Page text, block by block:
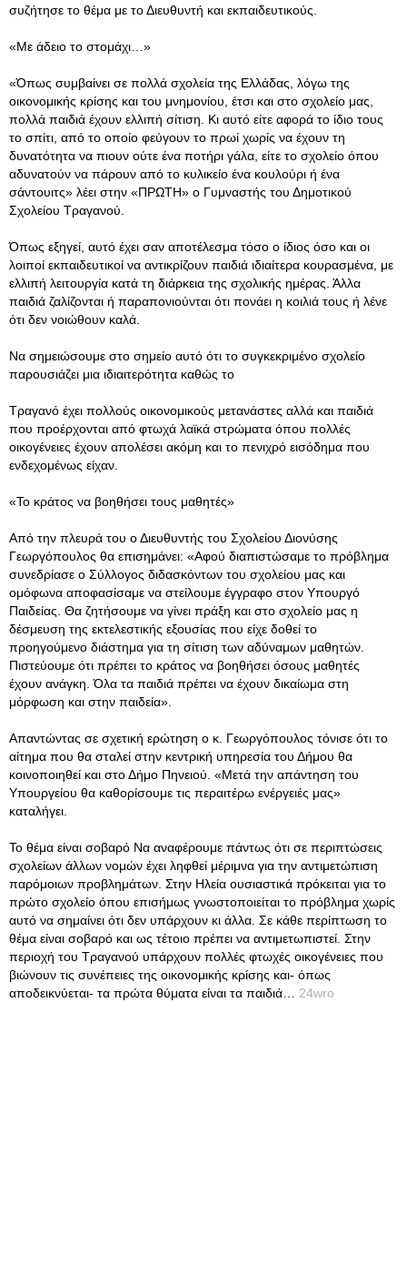
συζήτησε το θέμα με το Διευθυντή και εκπαιδευτικούς.
«Με άδειο το στομάχι…»
«Όπως συμβαίνει σε πολλά σχολεία της Ελλάδας, λόγω της
οικονομικής κρίσης και του μνημονίου, έτσι και στο σχολείο μας,
πολλά παιδιά έχουν ελλιπή σίτιση. Κι αυτό είτε αφορά το ίδιο τους
το σπίτι, από το οποίο φεύγουν το πρωί χωρίς να έχουν τη
δυνατότητα να πιουν ούτε ένα ποτήρι γάλα, είτε το σχολείο όπου
αδυνατούν να πάρουν από το κυλικείο ένα κουλούρι ή ένα
σάντουιτς» λέει στην «ΠΡΩΤΗ» ο Γυμναστής του Δημοτικού
Σχολείου Τραγανού.
Όπως εξηγεί, αυτό έχει σαν αποτέλεσμα τόσο ο ίδιος όσο και οι
λοιποί εκπαιδευτικοί να αντικρίζουν παιδιά ιδιαίτερα κουρασμένα, με
ελλιπή λειτουργία κατά τη διάρκεια της σχολικής ημέρας. Άλλα
παιδιά ζαλίζονται ή παραπονιούνται ότι πονάει η κοιλιά τους ή λένε
ότι δεν νοιώθουν καλά.
Να σημειώσουμε στο σημείο αυτό ότι το συγκεκριμένο σχολείο
παρουσιάζει μια ιδιαιτερότητα καθώς το
Τραγανό έχει πολλούς οικονομικούς μετανάστες αλλά και παιδιά
που προέρχονται από φτωχά λαϊκά στρώματα όπου πολλές
οικογένειες έχουν απολέσει ακόμη και το πενιχρό εισόδημα που
ενδεχομένως είχαν.
«Το κράτος να βοηθήσει τους μαθητές»
Από την πλευρά του ο Διευθυντής του Σχολείου Διονύσης
Γεωργόπουλος θα επισημάνει: «Αφού διαπιστώσαμε το πρόβλημα
συνεδρίασε ο Σύλλογος διδασκόντων του σχολείου μας και
ομόφωνα αποφασίσαμε να στείλουμε έγγραφο στον Υπουργό
Παιδείας. Θα ζητήσουμε να γίνει πράξη και στο σχολείο μας η
δέσμευση της εκτελεστικής εξουσίας που είχε δοθεί το
προηγούμενο διάστημα για τη σίτιση των αδύναμων μαθητών.
Πιστεύουμε ότι πρέπει το κράτος να βοηθήσει όσους μαθητές
έχουν ανάγκη. Όλα τα παιδιά πρέπει να έχουν δικαίωμα στη
μόρφωση και στην παιδεία».
Απαντώντας σε σχετική ερώτηση ο κ. Γεωργόπουλος τόνισε ότι το
αίτημα που θα σταλεί στην κεντρική υπηρεσία του Δήμου θα
κοινοποιηθεί και στο Δήμο Πηνειού. «Μετά την απάντηση του
Υπουργείου θα καθορίσουμε τις περαιτέρω ενέργειές μας»
καταλήγει.
Το θέμα είναι σοβαρό Να αναφέρουμε πάντως ότι σε περιπτώσεις
σχολείων άλλων νομών έχει ληφθεί μέριμνα για την αντιμετώπιση
παρόμοιων προβλημάτων. Στην Ηλεία ουσιαστικά πρόκειται για το
πρώτο σχολείο όπου επισήμως γνωστοποιείται το πρόβλημα χωρίς
αυτό να σημαίνει ότι δεν υπάρχουν κι άλλα. Σε κάθε περίπτωση το
θέμα είναι σοβαρό και ως τέτοιο πρέπει να αντιμετωπιστεί. Στην
περιοχή του Τραγανού υπάρχουν πολλές φτωχές οικογένειες που
βιώνουν τις συνέπειες της οικονομικής κρίσης και- όπως
αποδεικνύεται- τα πρώτα θύματα είναι τα παιδιά… 24wro